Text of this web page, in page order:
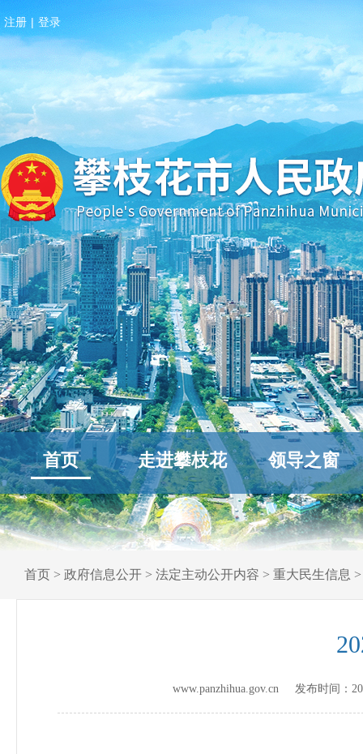
注册 | 登录
首页 走进攀枝花 领导之窗
首页 > 政府信息公开 > 法定主动公开内容 > 重大民生信息
www.panzhihua.gov.cn 发布时间：